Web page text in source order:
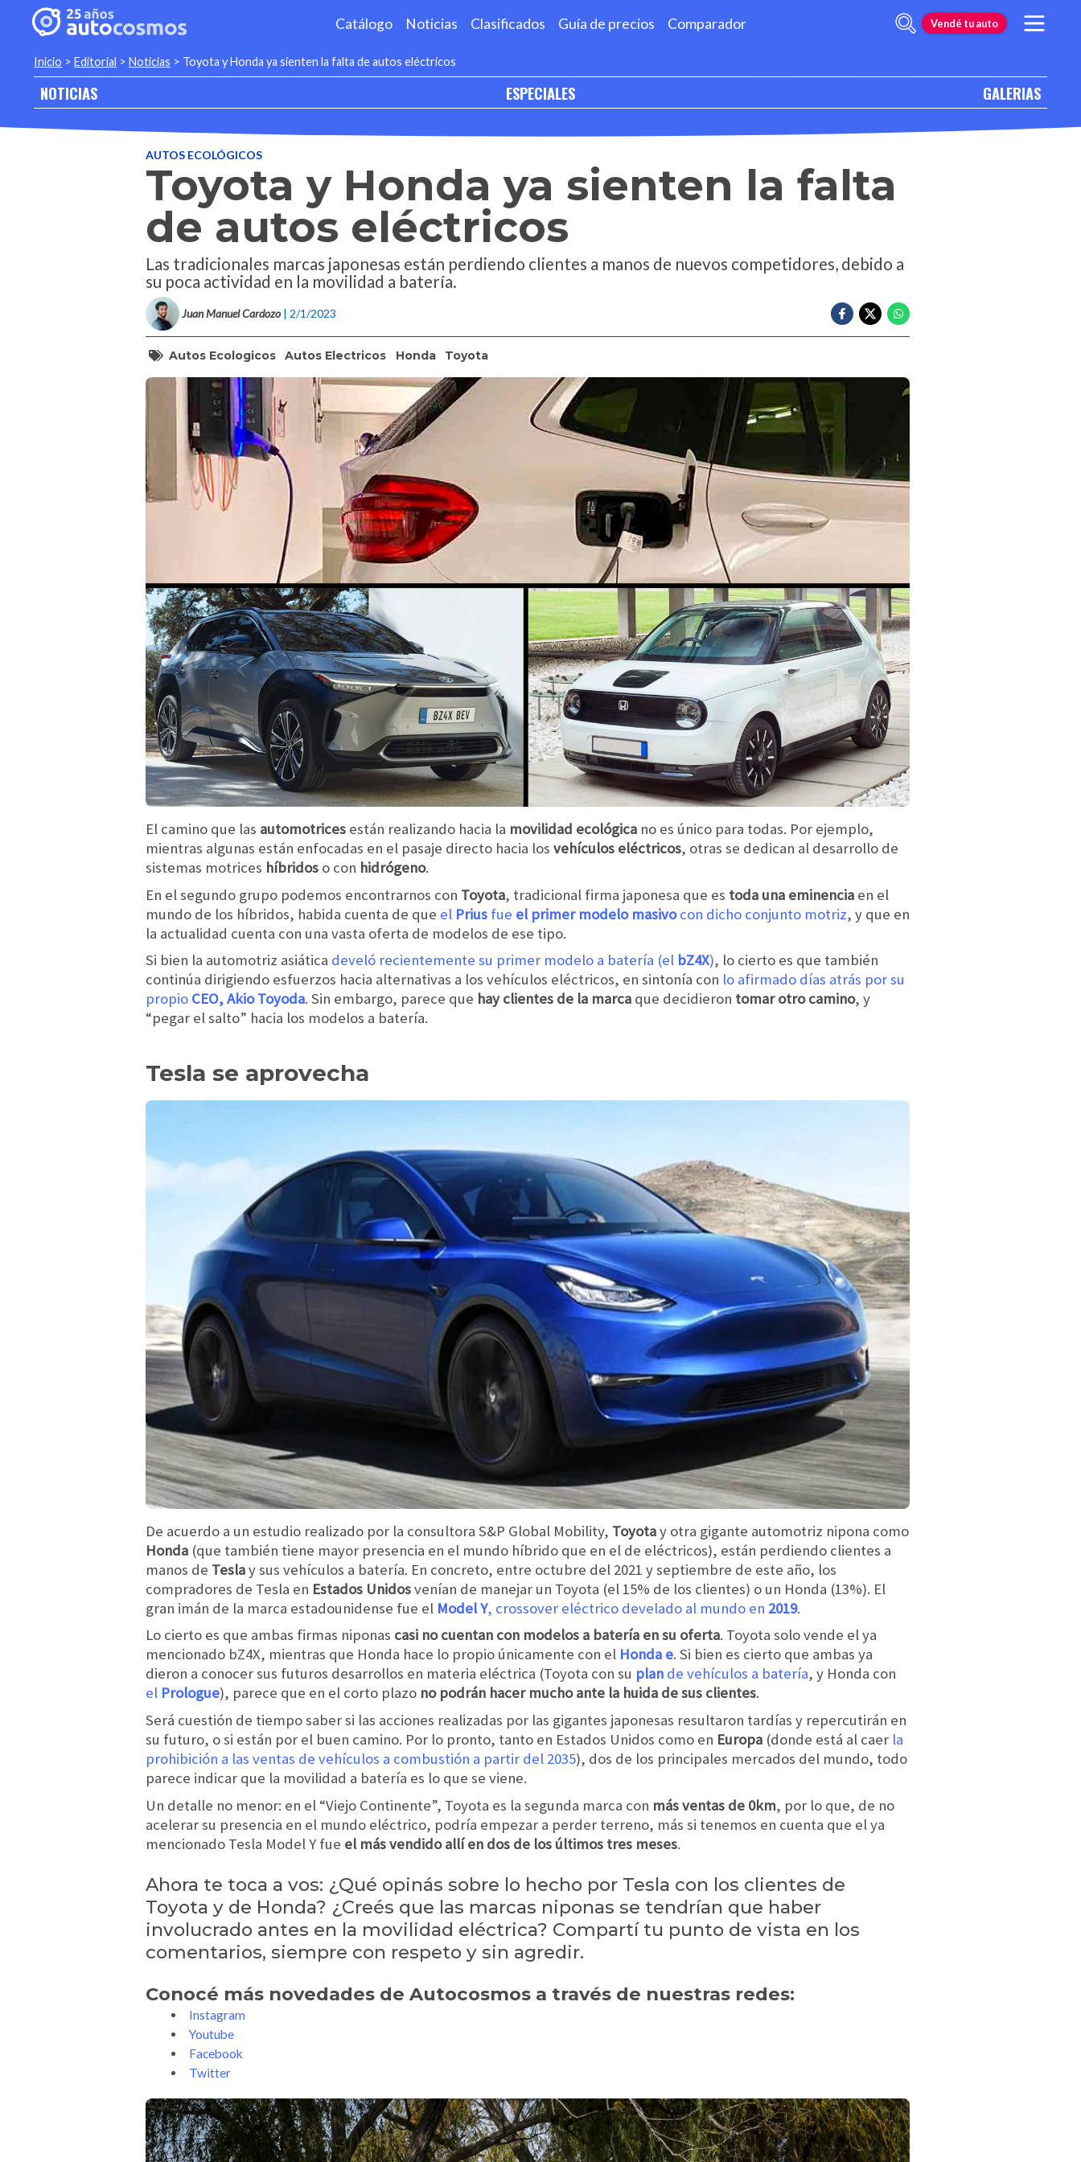
Catálogo Noticias Clasificados Guía de precios Comparador Vendé tu auto
Inicio > Editorial > Noticias > Toyota y Honda ya sienten la falta de autos eléctricos
NOTICIAS ESPECIALES GALERIAS
AUTOS ECOLÓGICOS
Toyota y Honda ya sienten la falta
de autos eléctricos
Las tradicionales marcas japonesas están perdiendo clientes a manos de nuevos competidores, debido a
su poca actividad en la movilidad a batería.
Juan Manuel Cardozo | 2/1/2023
Autos Ecologicos Autos Electricos Honda Toyota
El camino que las automotrices están realizando hacia la movilidad ecológica no es único para todas. Por ejemplo,
mientras algunas están enfocadas en el pasaje directo hacia los vehículos eléctricos, otras se dedican al desarrollo de
sistemas motrices híbridos o con hidrógeno.
En el segundo grupo podemos encontrarnos con Toyota, tradicional firma japonesa que es toda una eminencia en el
mundo de los híbridos, habida cuenta de que el Prius fue el primer modelo masivocon dicho conjunto motriz, y que en
la actualidad cuenta con una vasta oferta de modelos de ese tipo.
Si bien la automotriz asiática develó recientemente su primer modelo a batería (el bZ4X), lo cierto es que también
continúa dirigiendo esfuerzos hacia alternativas a los vehículos eléctricos, en sintonía con lo afirmado días atrás por su
propio CEO, Akio Toyoda. Sin embargo, parece que hay clientes de la marca que decidieron tomar otro camino, y
“pegar el salto” hacia los modelos a batería.
Tesla se aprovecha
De acuerdo a un estudio realizado por la consultora S&P Global Mobility, Toyotay otra gigante automotriz nipona como
Honda (que también tiene mayor presencia en el mundo híbrido que en el de eléctricos), están perdiendo clientes a
manos de Teslay sus vehículos a batería. En concreto, entre octubre del 2021 y septiembre de este año, los
compradores de Tesla en Estados Unidosvenían de manejar un Toyota (el 15% de los clientes) o un Honda (13%). El
gran imán de la marca estadounidense fue el Model Y, crossover eléctrico develado al mundo en 2019.
Lo cierto es que ambas firmas niponas casi no cuentan con modelos a batería en su oferta. Toyota solo vende el ya
mencionado bZ4X, mientras que Honda hace lo propio únicamente con el Honda e. Si bien es cierto que ambas ya
dieron a conocer sus futuros desarrollos en materia eléctrica (Toyota con su plan de vehículos a batería, y Honda con
el Prologue), parece que en el corto plazo no podrán hacer mucho ante la huida de sus clientes.
Será cuestión de tiempo saber si las acciones realizadas por las gigantes japonesas resultaron tardías y repercutirán en
su futuro, o si están por el buen camino. Por lo pronto, tanto en Estados Unidos como en Europa (donde está al caer la
prohibición a las ventas de vehículos a combustión a partir del 2035), dos de los principales mercados del mundo, todo
parece indicar que la movilidad a batería es lo que se viene.
Un detalle no menor: en el “Viejo Continente”, Toyota es la segunda marca con más ventas de 0km, por lo que, de no
acelerar su presencia en el mundo eléctrico, podría empezar a perder terreno, más si tenemos en cuenta que el ya
mencionado Tesla Model Y fue el más vendido allí en dos de los últimos tres meses.
Ahora te toca a vos: ¿Qué opinás sobre lo hecho por Tesla con los clientes de
Toyota y de Honda? ¿Creés que las marcas niponas se tendrían que haber
involucrado antes en la movilidad eléctrica? Compartí tu punto de vista en los
comentarios, siempre con respeto y sin agredir.
Conocé más novedades de Autocosmos a través de nuestras redes:
Instagram
Youtube
Facebook
Twitter